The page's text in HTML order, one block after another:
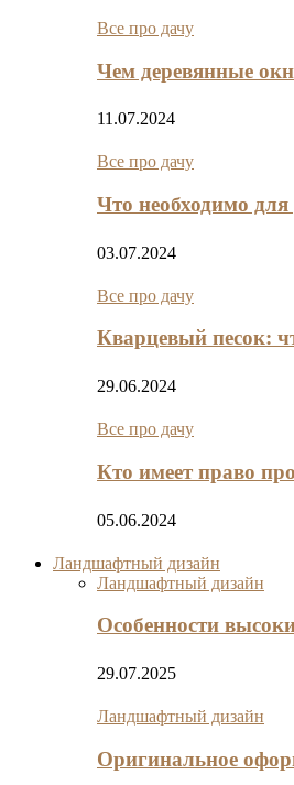
Все про дачу
Чем деревянные
11.07.2024
Все про дачу
Что необходимо
03.07.2024
Все про дачу
Кварцевый песок:
29.06.2024
Все про дачу
Кто имеет право
05.06.2024
Ландшафтный дизайн
Ландшафтный дизайн
Особенности
29.07.2025
Ландшафтный дизайн
Оригинальное